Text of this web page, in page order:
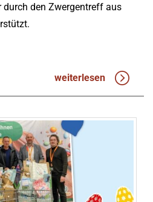
durch den Zwergentreff aus
weiterlesen